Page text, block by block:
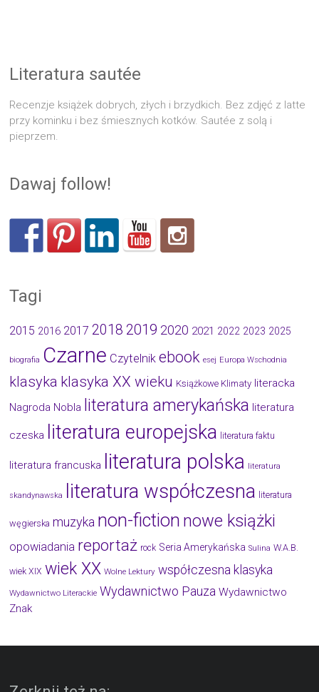
Literatura sautée
Recenzje książek dobrych, złych i brzydkich. Bez zdjęć z latte
przy kominku i bez śmiesznych kotków. Sautée z solą i
pieprzem.
Dawaj follow!
Tagi
2015 2016 2017 2018 2019 2020 2021 2022 2023 2025
biografia Czarne Czytelnik ebook esej Europa Wschodnia
klasyka klasyka XX wieku Książkowe Klimaty literacka
Nagroda Nobla
literatura amerykańska literatura
czeska literatura europejska literatura faktu
literatura francuska literatura polska literatura
skandynawska literatura współczesna literatura
węgierska muzyka non-fiction nowe książki
opowiadania reportaż rock Seria Amerykańska Sulina W.A.B.
wiek XIX wiek XX Wolne Lektury współczesna klasyka
Wydawnictwo Literackie Wydawnictwo Pauza Wydawnictwo
Znak